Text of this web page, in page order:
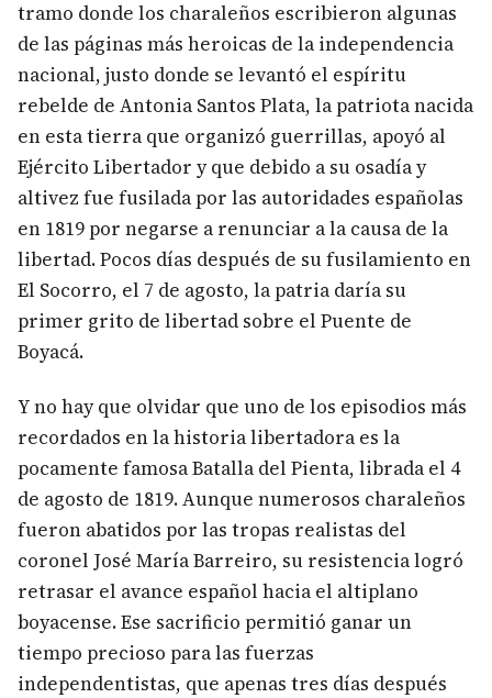
tramo donde los charaleños escribieron algunas
de las páginas más heroicas de la independencia
nacional, justo donde se levantó el espíritu
rebelde de Antonia Santos Plata, la patriota nacida
en esta tierra que organizó guerrillas, apoyó al
Ejército Libertador y que debido a su osadía y
altivez fue fusilada por las autoridades españolas
en 1819 por negarse a renunciar a la causa de la
libertad. Pocos días después de su fusilamiento en
El Socorro, el 7 de agosto, la patria daría su
primer grito de libertad sobre el Puente de
Boyacá.
Y no hay que olvidar que uno de los episodios más
recordados en la historia libertadora es la
pocamente famosa Batalla del Pienta, librada el 4
de agosto de 1819. Aunque numerosos charaleños
fueron abatidos por las tropas realistas del
coronel José María Barreiro, su resistencia logró
retrasar el avance español hacia el altiplano
boyacense. Ese sacrificio permitió ganar un
tiempo precioso para las fuerzas
independentistas, que apenas tres días después